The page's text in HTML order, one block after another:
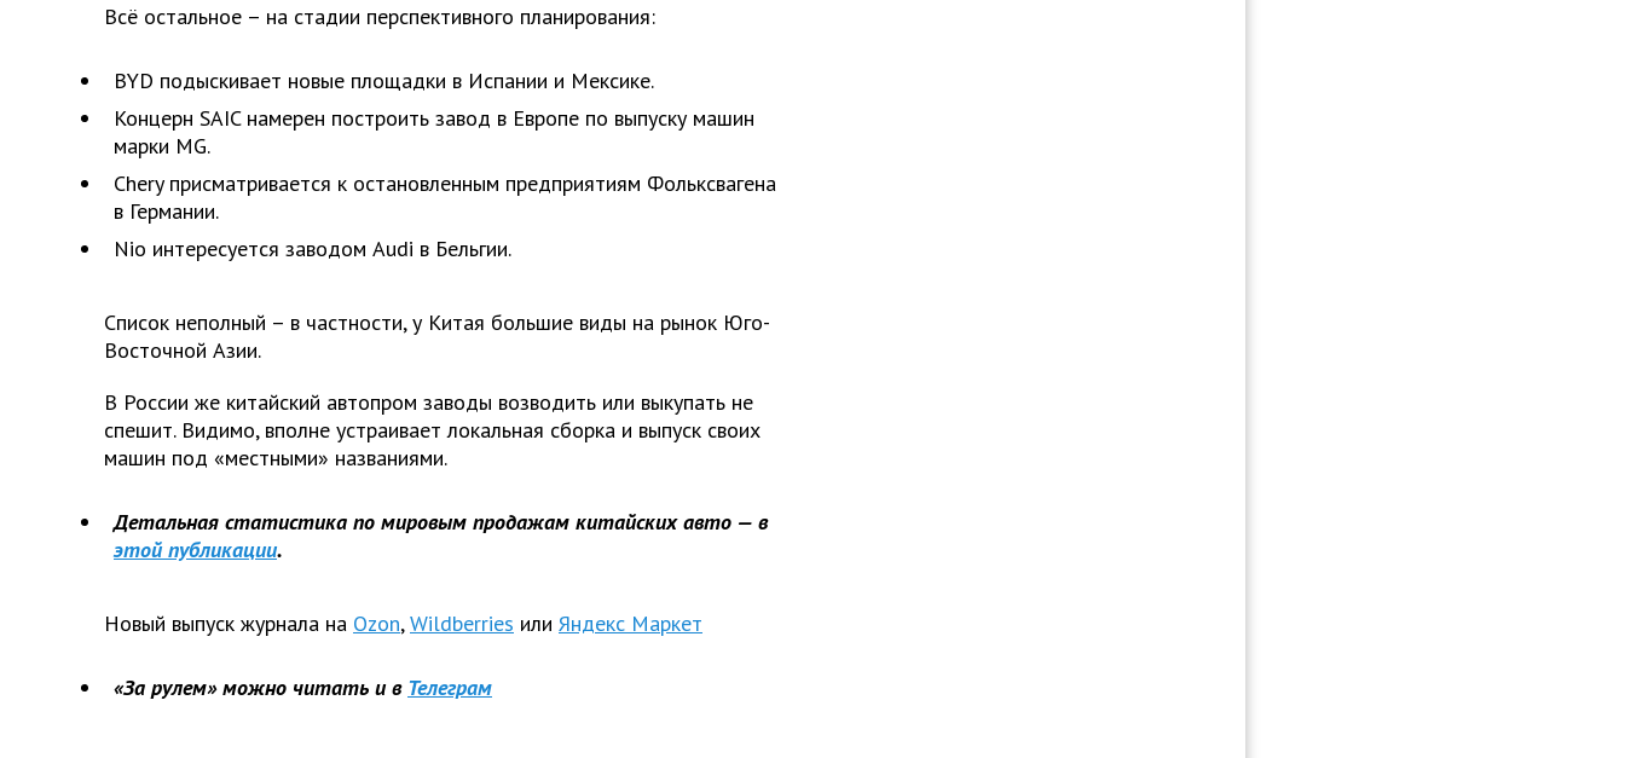
Всё остальное – на стадии перспективного планирования:
BYD подыскивает новые площадки в Испании и Мексике.
Концерн SAIC намерен построить завод в Европе по выпуску машин
марки MG.
Chery присматривается к остановленным предприятиям Фольксвагена
в Германии.
Nio интересуется заводом Audi в Бельгии.
Список неполный – в частности, у Китая большие виды на рынок Юго-
Восточной Азии.
В России же китайский автопром заводы возводить или выкупать не
спешит. Видимо, вполне устраивает локальная сборка и выпуск своих
машин под «местными» названиями.
Детальная статистика по мировым продажам китайских авто — в
этой публикации.
Новый выпуск журнала на Ozon, Wildberries или Яндекс Маркет
«За рулем» можно читать и в Телеграм